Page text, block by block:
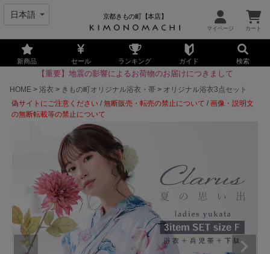
京都きもの町【本店】
新商品 セール ランキング ガイド 検索
【重要】地震の影響によるお荷物のお届けにつきまして
HOME
浴衣 きもの町オリジナル浴衣・帯
オリジナル浴衣3点セット
偽サイトにご注意ください /無断販売・転売の禁止について /画像・説明文
の無断転載等の禁止について